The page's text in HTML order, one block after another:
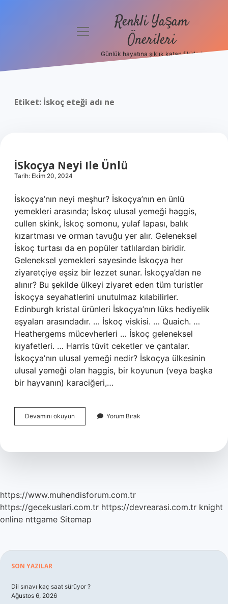
Politikası
menüyü
Renkli Yaşam
Önerileri
Günlük hayatına şıklık katan fikirler!
Etiket: İskoç eteği adı ne
İSkoçya Neyi Ile Ünlü
Tarih: Ekim 20, 2024
İskoçya’nın neyi meşhur? İskoçya’nın en ünlü
yemekleri arasında; İskoç ulusal yemeği haggis,
cullen skink, İskoç somonu, yulaf lapası, balık
kızartması ve orman tavuğu yer alır. Geleneksel
İskoç turtası da en popüler tatlılardan biridir.
Geleneksel yemekleri sayesinde İskoçya her
ziyaretçiye eşsiz bir lezzet sunar. İskoçya’dan ne
alınır? Bu şekilde ülkeyi ziyaret eden tüm turistler
İskoçya seyahatlerini unutulmaz kılabilirler.
Edinburgh kristal ürünleri İskoçya’nın lüks hediyelik
eşyaları arasındadır. … İskoç viskisi. … Quaich. …
Heathergems mücevherleri … İskoç geleneksel
kıyafetleri. … Harris tüvit ceketler ve çantalar.
İskoçya’nın ulusal yemeği nedir? İskoçya ülkesinin
ulusal yemeği olan haggis, bir koyunun (veya başka
bir hayvanın) karaciğeri,…
Devamını okuyun İSkoçya
Neyi
Yorum Bırak
https://www.muhendisforum.com.tr
https://gecekuslari.com.tr https://devrearasi.com.tr knight
online nttgame Sitemap
Sidebar
SON YAZILAR
Dil sınavı kaç saat sürüyor ?
Ağustos 6, 2026